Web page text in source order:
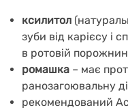
ксилитол
зуби від карієсу і
в ротовій
ромашка – має
ранозагоювальну
рекомендований